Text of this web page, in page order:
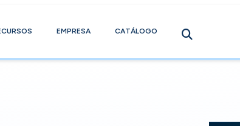
EMPRESA CATÁLOGO